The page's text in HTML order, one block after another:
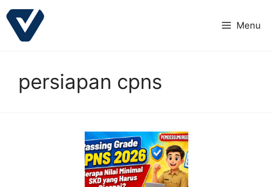
Langsung
ke
Menu
persiapan cpns